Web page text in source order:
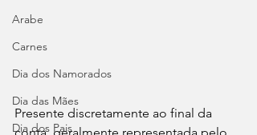
Arabe
Carnes
Dia dos Namorados
Dia das Mães
Dia dos Pais
Presente discretamente ao final da